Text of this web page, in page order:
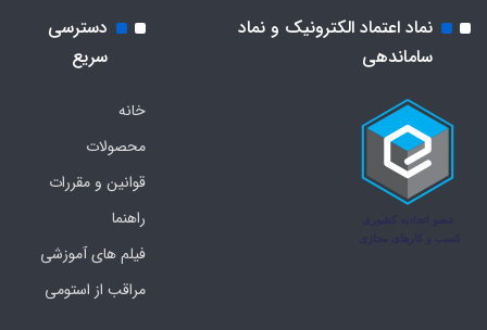
نماد اعتماد الکترونیک و نماد
ساماندهی
دسترسی
سریع
خانه
محصولات
قوانین و مقررات
راهنما
فیلم های آموزشی
مراقب از استومی